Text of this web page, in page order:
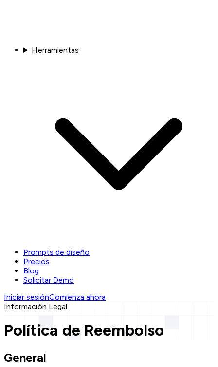
Herramientas
Prompts de diseño
Precios
Blog
Solicitar Demo
Iniciar sesiónComienza ahora
Información Legal
Política de Reembolso
General